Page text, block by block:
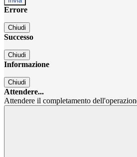
Errore
Chiudi
Successo
Chiudi
Informazione
Chiudi
Attendere...
Attendere il completamento